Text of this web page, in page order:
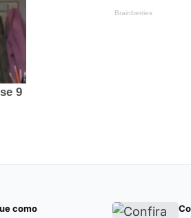
como